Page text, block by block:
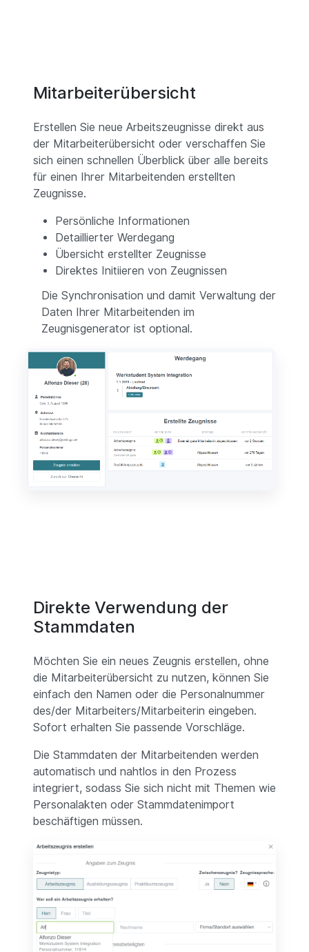
Mitarbeiterübersicht
Erstellen Sie neue Arbeitszeugnisse direkt aus
der Mitarbeiterübersicht oder verschaffen Sie
sich einen schnellen Überblick über alle bereits
für einen Ihrer Mitarbeitenden erstellten
Zeugnisse.
Persönliche Informationen
Detaillierter Werdegang
Übersicht erstellter Zeugnisse
Direktes Initiieren von Zeugnissen
Die Synchronisation und damit Verwaltung der
Daten Ihrer Mitarbeitenden im
Zeugnisgenerator ist optional.
Direkte Verwendung der
Stammdaten
Möchten Sie ein neues Zeugnis erstellen, ohne
die Mitarbeiterübersicht zu nutzen, können Sie
einfach den Namen oder die Personalnummer
des/der Mitarbeiters/Mitarbeiterin eingeben.
Sofort erhalten Sie passende Vorschläge.
Die Stammdaten der Mitarbeitenden werden
automatisch und nahtlos in den Prozess
integriert, sodass Sie sich nicht mit Themen wie
Personalakten oder Stammdatenimport
beschäftigen müssen.